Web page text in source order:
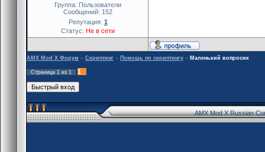
Группа: Пользователи
Сообщений: 152
Репутация: 1
Статус: Не в сети
AMX Mod X Форум » Скриптинг » Помощь по скриптингу » Маленький вопросик
Страница 1 из 1 1
AMX Mod X Russian